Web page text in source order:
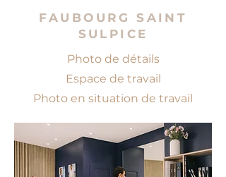
FAUBOURG SAINT
SULPICE
Photo de détails
Espace de travail
Photo en situation de travail